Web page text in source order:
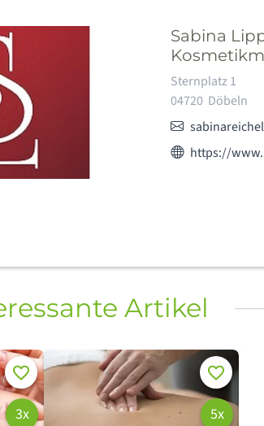
Sabina
Adresse:
Sternplatz 1
04720 Döbeln
E-Mail:
Webseite des
https://
Artikel
Merken
3x
Merken
5x